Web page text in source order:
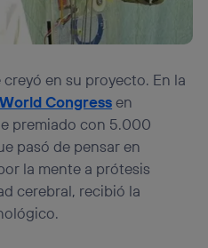
en su proyecto. En la
Congressen
premiado con 5.000
pasó de pensar en
la mente a prótesis
cerebral, recibió la